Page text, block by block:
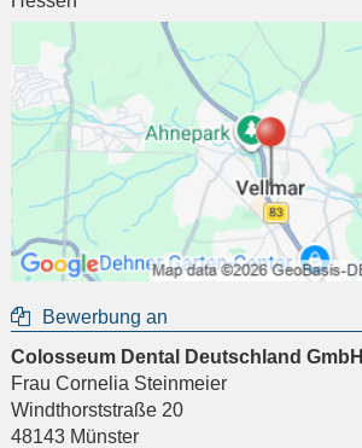
Bewerbung an
Colosseum Dental Deutschland GmbH
Frau Cornelia Steinmeier
Windthorststraße 20
48143 Münster